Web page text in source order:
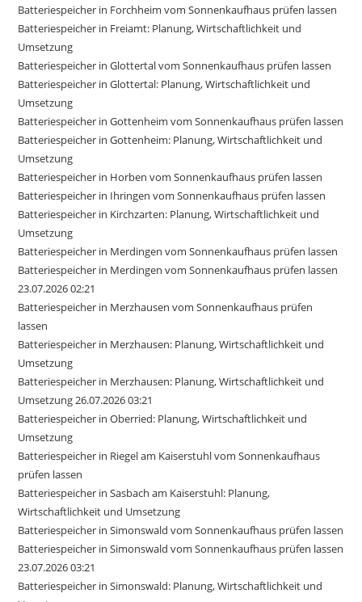
Batteriespeicher in Forchheim vom Sonnenkaufhaus prüfen lassen
Batteriespeicher in Freiamt: Planung, Wirtschaftlichkeit und
Umsetzung
Batteriespeicher in Glottertal vom Sonnenkaufhaus prüfen lassen
Batteriespeicher in Glottertal: Planung, Wirtschaftlichkeit und
Umsetzung
Batteriespeicher in Gottenheim vom Sonnenkaufhaus prüfen lassen
Batteriespeicher in Gottenheim: Planung, Wirtschaftlichkeit und
Umsetzung
Batteriespeicher in Horben vom Sonnenkaufhaus prüfen lassen
Batteriespeicher in Ihringen vom Sonnenkaufhaus prüfen lassen
Batteriespeicher in Kirchzarten: Planung, Wirtschaftlichkeit und
Umsetzung
Batteriespeicher in Merdingen vom Sonnenkaufhaus prüfen lassen
Batteriespeicher in Merdingen vom Sonnenkaufhaus prüfen lassen
23.07.2026 02:21
Batteriespeicher in Merzhausen vom Sonnenkaufhaus prüfen
lassen
Batteriespeicher in Merzhausen: Planung, Wirtschaftlichkeit und
Umsetzung
Batteriespeicher in Merzhausen: Planung, Wirtschaftlichkeit und
Umsetzung 26.07.2026 03:21
Batteriespeicher in Oberried: Planung, Wirtschaftlichkeit und
Umsetzung
Batteriespeicher in Riegel am Kaiserstuhl vom Sonnenkaufhaus
prüfen lassen
Batteriespeicher in Sasbach am Kaiserstuhl: Planung,
Wirtschaftlichkeit und Umsetzung
Batteriespeicher in Simonswald vom Sonnenkaufhaus prüfen lassen
Batteriespeicher in Simonswald vom Sonnenkaufhaus prüfen lassen
23.07.2026 03:21
Batteriespeicher in Simonswald: Planung, Wirtschaftlichkeit und